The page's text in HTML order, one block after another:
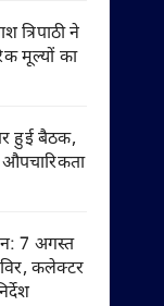
त्रिपाठी ने
मूल्यों का
हुई बैठक,
7 अगस्त
कलेक्टर